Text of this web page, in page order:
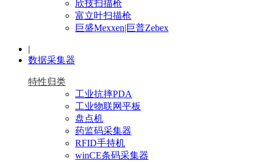
欣技扫描枪
富立叶扫描枪
巨盛Mexxen|巨普Zebex
|
数据采集器
特性归类
工业抗摔PDA
工业物联网平板
盘点机
药监码采集器
RFID手持机
winCE条码采集器